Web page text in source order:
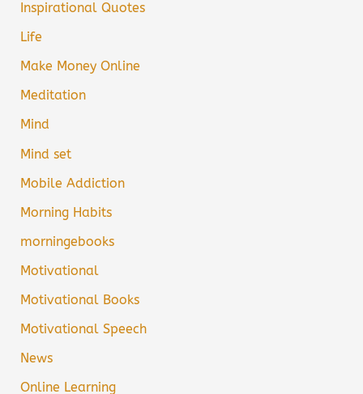
Inspirational Quotes
Life
Make Money Online
Meditation
Mind
Mind set
Mobile Addiction
Morning Habits
morningebooks
Motivational
Motivational Books
Motivational Speech
News
Online Learning